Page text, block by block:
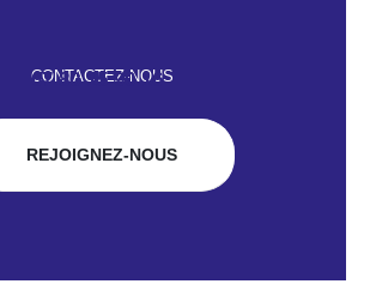
CONTACTEZ-NOUS
07 80 15 90 16
REJOIGNEZ-NOUS